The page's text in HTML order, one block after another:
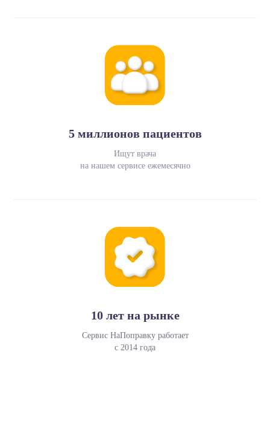
5 миллионов пациентов
Ищут врача
на нашем сервисе ежемесячно
10 лет на рынке
Сервис НаПоправку работает
с 2014 года